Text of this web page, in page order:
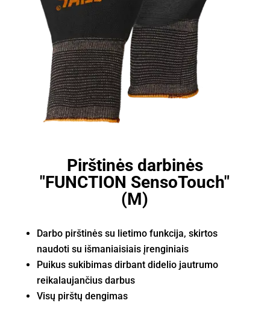
Pirštinės darbinės
"FUNCTION SensoTouch"
(M)
Darbo pirštinės su lietimo funkcija, skirtos
naudoti su išmaniaisiais įrenginiais
Puikus sukibimas dirbant didelio jautrumo
reikalaujančius darbus
Visų pirštų dengimas